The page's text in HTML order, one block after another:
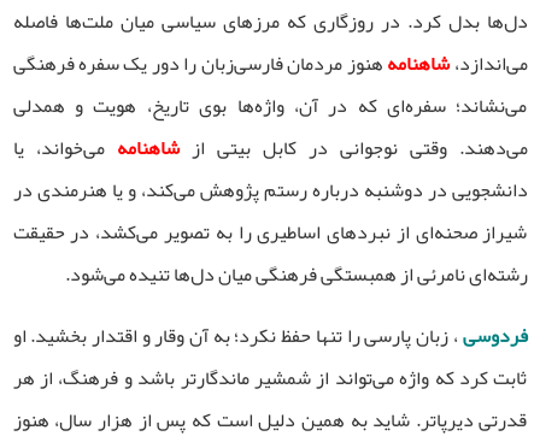
دل‌ها بدل کرد. در روزگاری که مرزهای سیاسی میان ملت‌ها فاصله
می‌اندازد،شاهنامههنوز مردمان فارسی‌زبان را دور یک سفره فرهنگی
می‌نشاند؛ سفره‌ای که در آن، واژه‌ها بوی تاریخ، هویت و همدلی
می‌دهند. وقتی نوجوانی در کابل بیتی ازشاهنامهمی‌خواند، یا
دانشجویی در دوشنبه درباره رستم پژوهش می‌کند، و یا هنرمندی در
شیراز صحنه‌ای از نبردهای اساطیری را به تصویر می‌کشد، در حقیقت
رشته‌ای نامرئی از همبستگی فرهنگی میان دل‌ها تنیده می‌شود.
فردوسی، زبان پارسی را تنها حفظ نکرد؛ به آن وقار و اقتدار بخشید. او
ثابت کرد که واژه می‌تواند از شمشیر ماندگارتر باشد و فرهنگ، از هر
قدرتی دیرپاتر. شاید به همین دلیل است که پس از هزار سال، هنوز